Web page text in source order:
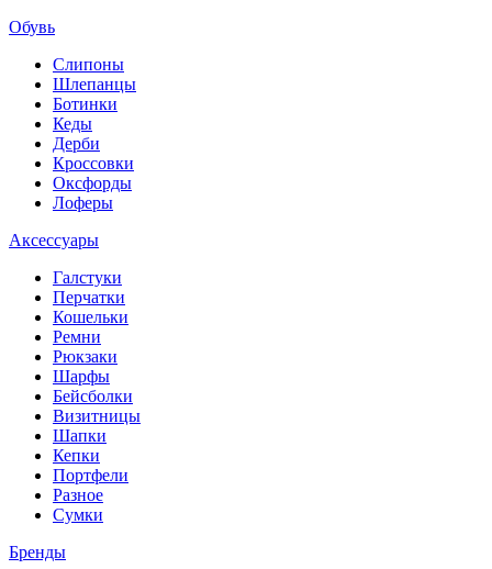
Обувь
Слипоны
Шлепанцы
Ботинки
Кеды
Дерби
Кроссовки
Оксфорды
Лоферы
Аксессуары
Галстуки
Перчатки
Кошельки
Ремни
Рюкзаки
Шарфы
Бейсболки
Визитницы
Шапки
Кепки
Портфели
Разное
Сумки
Бренды